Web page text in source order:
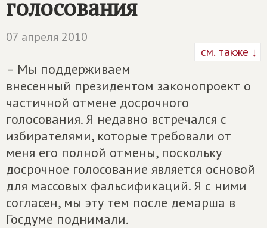
голосования
07 апреля 2010
см. также ↓
– Мы поддерживаем
внесенный президентом законопроект о
частичной отмене досрочного
голосования. Я недавно встречался с
избирателями, которые требовали от
меня его полной отмены, поскольку
досрочное голосование является основой
для массовых фальсификаций. Я с ними
согласен, мы эту тем после демарша в
Госдуме поднимали.